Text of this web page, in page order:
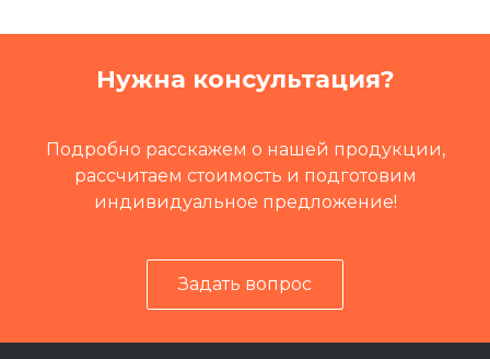
Путевая техника
Летучка путеремонтная Л
Нужна консультация?
Подробно расскажем о нашей продукции,
рассчитаем стоимость и подготовим
индивидуальное предложение!
Задать вопрос